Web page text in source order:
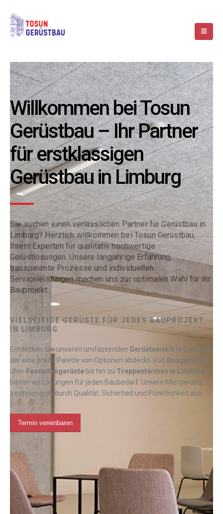
Willkommen bei Tosun
Gerüstbau – Ihr Partner
für erstklassigen
Gerüstbau in Limburg
Sie suchen einen verlässlichen Partner für Gerüstbau in
Limburg? Herzlich willkommen bei Tosun Gerüstbau,
Ihrem Experten für qualitativ hochwertige
Gerüstlösungen. Unsere langjährige Erfahrung,
transparente Prozesse und individuellen
Serviceleistungen machen uns zur optimalen Wahl für Ihr
Bauprojekt.
VIELSEITIGE GERÜSTE FÜR JEDES BAUPROJEKT
IN LIMBURG
Entdecken Sie unseren umfassenden Gerüstverleih in Limburg,
der eine breite Palette von Optionen abdeckt. Von Baugerüsten
über Fassadengerüste bis hin zu Treppentürmen in Limburg
bieten wir Lösungen für jeden Baubedarf. Unsere Mietgerüste
zeichnen sich durch Qualität, Sicherheit und Pünktlichkeit aus.
Termin vereinbaren